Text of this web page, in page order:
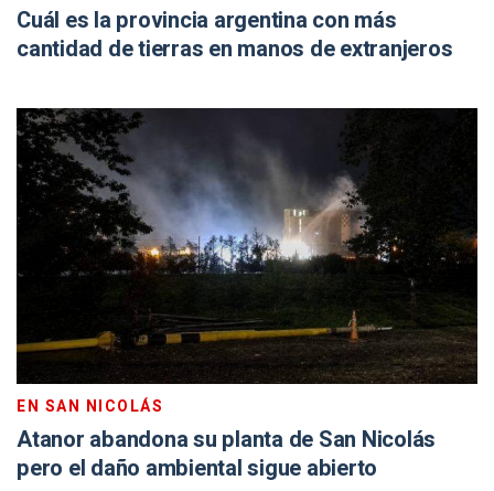
Cuál es la provincia argentina con más
cantidad de tierras en manos de extranjeros
EN SAN NICOLÁS
Atanor abandona su planta de San Nicolás
pero el daño ambiental sigue abierto